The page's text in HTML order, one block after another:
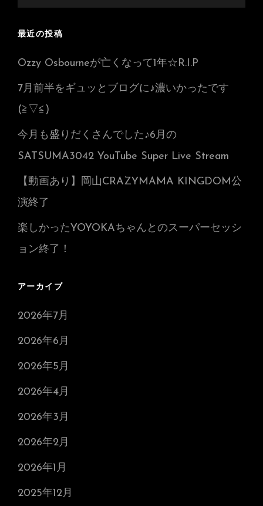
索
最近の投稿
Ozzy Osbourneが亡くなって1年☆R.I.P
7月前半をギュッとブログに♪濃いかったです
(≧▽≦)
今月も盛りだくさんでした♪6月の
SATSUMA3042 YouTube Super Live Stream
【動画あり】岡山CRAZYMAMA KINGDOM公
演終了
楽しかったYOYOKAちゃんとのスーパーセッシ
ョン終了！
アーカイブ
2026年7月
2026年6月
2026年5月
2026年4月
2026年3月
2026年2月
2026年1月
2025年12月